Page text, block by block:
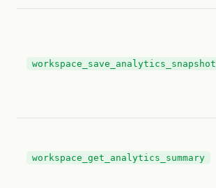
workspace_save_analytics_snapshot
workspace_get_analytics_summary